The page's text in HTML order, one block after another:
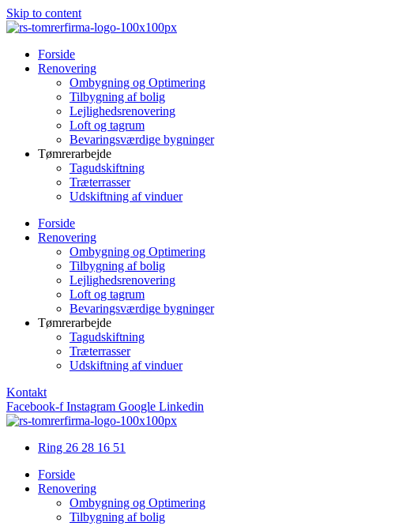
Skip to content
Forside
Renovering
Ombygning og Optimering
Tilbygning af bolig
Lejlighedsrenovering
Loft og tagrum
Bevaringsværdige bygninger
Tømrerarbejde
Tagudskiftning
Træterrasser
Udskiftning af vinduer
Forside
Renovering
Ombygning og Optimering
Tilbygning af bolig
Lejlighedsrenovering
Loft og tagrum
Bevaringsværdige bygninger
Tømrerarbejde
Tagudskiftning
Træterrasser
Udskiftning af vinduer
Kontakt
Facebook-f Instagram Google Linkedin
Ring 26 28 16 51
Forside
Renovering
Ombygning og Optimering
Tilbygning af bolig